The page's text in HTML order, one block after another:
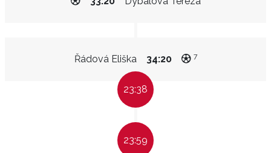
Řádová Eliška 34:20 7
23:38
23:59